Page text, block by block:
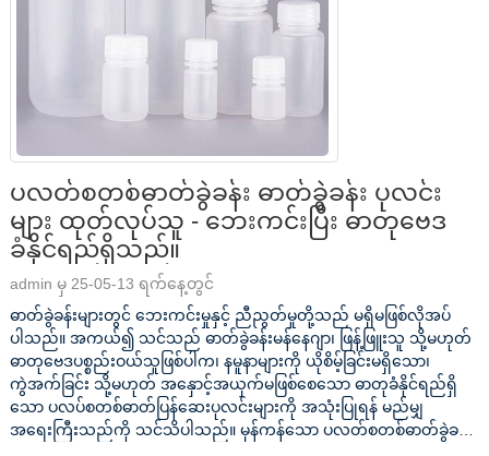
ပလတ်စတစ်ဓာတ်ခွဲခန်း ဓာတ်ခွဲခန်း ပုလင်း
များ ထုတ်လုပ်သူ - ဘေးကင်းပြီး ဓာတုဗေဒ
ခံနိုင်ရည်ရှိသည်။
admin မှ 25-05-13 ရက်နေ့တွင်
ဓာတ်ခွဲခန်းများတွင် ဘေးကင်းမှုနှင့် ညီညွတ်မှုတို့သည် မရှိမဖြစ်လိုအပ်
ပါသည်။ အကယ်၍ သင်သည် ဓာတ်ခွဲခန်းမန်နေဂျာ၊ ဖြန့်ဖြူးသူ သို့မဟုတ်
ဓာတုဗေဒပစ္စည်းဝယ်သူဖြစ်ပါက၊ နမူနာများကို ယိုစိမ့်ခြင်းမရှိသော၊
ကွဲအက်ခြင်း သို့မဟုတ် အနှောင့်အယှက်မဖြစ်စေသော ဓာတုခံနိုင်ရည်ရှိ
သော ပလပ်စတစ်ဓာတ်ပြန်ဆေးပုလင်းများကို အသုံးပြုရန် မည်မျှ
အရေးကြီးသည်ကို သင်သိပါသည်။ မှန်ကန်သော ပလတ်စတစ်ဓာတ်ခွဲခန်း